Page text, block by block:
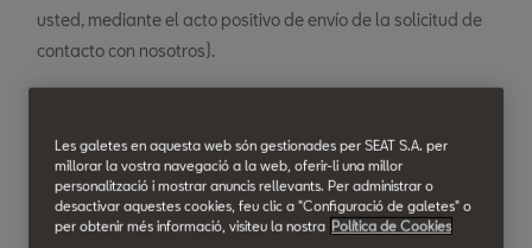
usted, mediante el acto positivo de envío de la solicitud de
contacto con nosotros).
SEAT:gestionar sus solicitudes cuando se pone en contacto
con SEAT a través del formulario “Prueba tu SEAT” y/o
“Pruébalo”, a los efectos de gestionar una prueba con un
Les galetes en aquesta web són gestionades per SEAT S.A. per
millorar la vostra navegació a la web, oferir-li una millor
personalització i mostrar anuncis rellevants. Per administrar o
desactivar aquestes cookies, feu clic a "Configuració de galetes" o
per obtenir més informació, visiteu la nostra Política de Cookies